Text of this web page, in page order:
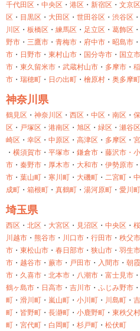
千代田区 ・ 中央区 ・ 港区 ・ 新宿区 ・ 文京区
区 ・ 目黒区 ・ 大田区 ・ 世田谷区 ・ 渋谷区 ・
川区 ・ 板橋区 ・ 練馬区 ・ 足立区 ・ 葛飾区 ・
野市 ・ 三鷹市 ・ 青梅市 ・ 府中市 ・ 昭島市 ・
市 ・ 日野市 ・ 東村山市 ・ 国分寺市 ・ 国立市
市 ・ 東久留米市 ・ 武蔵村山市 ・ 多摩市 ・
市 ・ 瑞穂町 ・ 日の出町 ・ 檜原村 ・ 奥多摩町
神奈川県
鶴見区 ・ 神奈川区 ・ 西区 ・ 中区 ・ 南区 ・
区 ・ 戸塚区 ・ 港南区 ・ 旭区 ・ 緑区 ・ 瀬谷区
崎区 ・ 幸区 ・ 中原区 ・ 高津区 ・ 多摩区 ・
・ 横須賀市 ・ 平塚市 ・ 鎌倉市 ・ 藤沢市・
市 ・ 秦野市 ・ 厚木市 ・ 大和市 ・ 伊勢原市 ・
市 ・ 葉山町 ・ 寒川町 ・ 大磯町 ・ 二宮町 ・
成町 ・ 箱根町 ・ 真鶴町 ・ 湯河原町 ・ 愛川町
埼玉県
西区 ・ 北区 ・ 大宮区 ・ 見沼区 ・ 中央区 ・
川越市 ・ 熊谷市 ・ 川口市 ・ 行田市 ・ 秩父市
市 ・ 東松山市 ・ 春日部市 ・ 狭山市 ・ 羽生市
市 ・ 越谷市 ・ 蕨市 ・ 戸田市 ・ 入間市 ・ 朝
市 ・ 久喜市 ・ 北本市 ・ 八潮市 ・ 富士見市 ・
鶴ヶ島市 ・ 日高市 ・ 吉川市 ・ ふじみ野市 ・
町 ・ 滑川町 ・ 嵐山町 ・ 小川町 ・ 川島町 ・
町 ・ 皆野町 ・ 長瀞町 ・ 小鹿野町 ・ 東秩父村
町 ・ 宮代町 ・ 白岡町 ・ 杉戸町 ・ 松伏町